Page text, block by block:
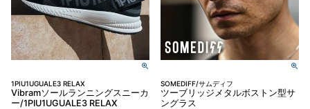
1PIU1UGUALE3 RELAX
Vibramソールランニングスニーカ
ー/1PIU1UGUALE3 RELAX
SOMEDIFF/サムディフ
ツーブリッジメタルボストン型サ
ングラス